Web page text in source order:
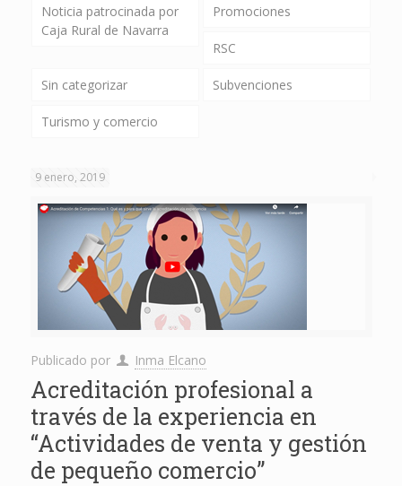
Noticia patrocinada por
Caja Rural de Navarra
Promociones
RSC
Sin categorizar Subvenciones
Turismo y comercio
9 enero, 2019
Publicado por Inma Elcano
Acreditación profesional a
través de la experiencia en
“Actividades de venta y gestión
de pequeño comercio”